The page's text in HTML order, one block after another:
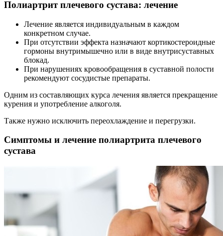
Полиартрит плечевого сустава: лечение
Лечение является индивидуальным в каждом
конкретном случае.
При отсутствии эффекта назначают кортикостероидные
гормоны внутримышечно или в виде внутрисуставных
блокад.
При нарушениях кровообращения в суставной полости
рекомендуют сосудистые препараты.
Одним из составляющих курса лечения является прекращение
курения и употребление алкоголя.
Также нужно исключить переохлаждение и перегрузки.
Симптомы и лечение полиартрита плечевого
сустава